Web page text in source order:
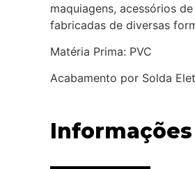
maquiagens, acessórios
fabricadas de diversas
Matéria Prima: PVC
Acabamento por Solda